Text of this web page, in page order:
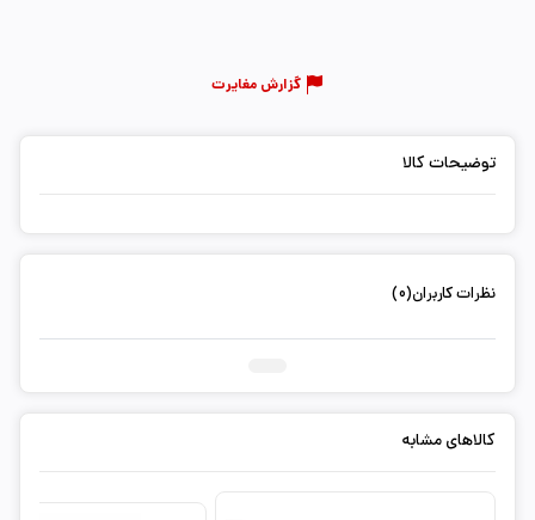
گزارش مغایرت
توضیحات کالا
نظرات کاربران(0)
کالاهای مشابه